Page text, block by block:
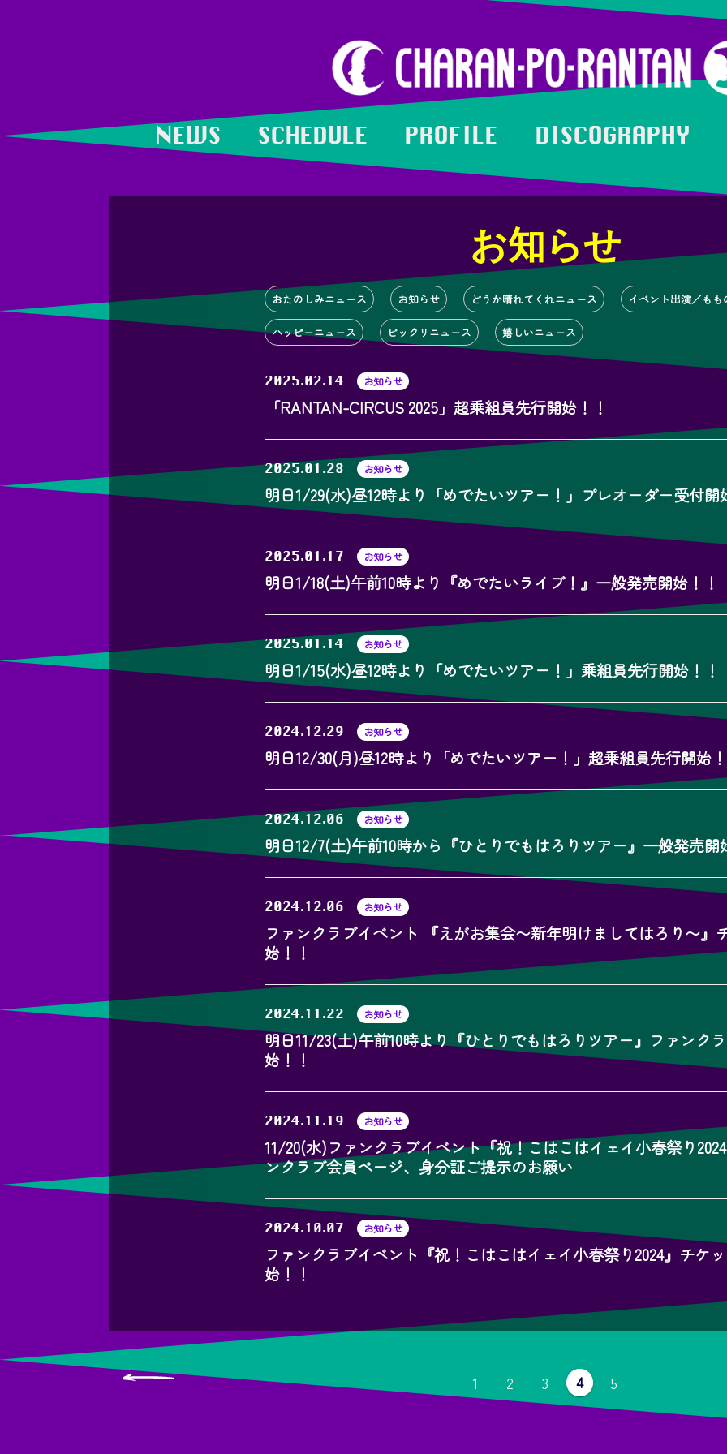
NEWS SCHEDULE PROFILE DISCOGRAPHY
お知らせ
おたのしみニュース お知らせ どうか晴れてくれニュース イベント出演／もも
ハッピーニュース ビックリニュース 嬉しいニュース
2025.02.14 お知らせ
「RANTAN-CIRCUS 2025」超乗組員先行開始！！
2025.01.28 お知らせ
明日1/29(水)昼12時より「めでたいツアー！」プレオーダー受付開
2025.01.17 お知らせ
明日1/18(土)午前10時より『めでたいライブ！』一般発売開始！！
2025.01.14 お知らせ
明日1/15(水)昼12時より「めでたいツアー！」乗組員先行開始！！
2024.12.29 お知らせ
明日12/30(月)昼12時より「めでたいツアー！」超乗組員先行開始
2024.12.06 お知らせ
明日12/7(土)午前10時から『ひとりでもはろりツアー』一般発売開
2024.12.06 お知らせ
ファンクラブイベント 『えがお集会〜新年明けましてはろり〜』
始！！
2024.11.22 お知らせ
明日11/23(土)午前10時より『ひとりでもはろりツアー』ファンク
始！！
2024.11.19 お知らせ
11/20(水)ファンクラブイベント『祝！こはこはイェイ小春祭り
ンクラブ会員ページ、身分証ご提示のお願い
2024.10.07 お知らせ
ファンクラブイベント『祝！こはこはイェイ小春祭り2024』チケ
始！！
投
固
定
1
固
定
2
固
定
3
固
定
4
固
定
ペ
5